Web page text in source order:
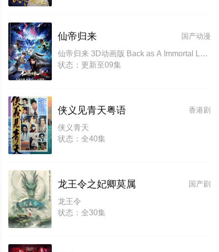
国产动漫
仙帝归来
仙帝归来 3D动画版 Back as A Immortal Lord Return of the Immortal Emperor
状态：更新至09集
香港剧
侠义见青天粤语
侠义青天
状态：全40集
国产剧
龙王令之妃卿莫属
龙王令
状态：全30集